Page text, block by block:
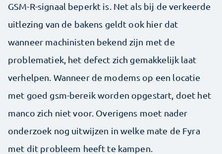
GSM-R-signaal beperkt is. Net als bij de verkeerde
uitlezing van de bakens geldt ook hier dat
wanneer machinisten bekend zijn met de
problematiek, het defect zich gemakkelijk laat
verhelpen. Wanneer de modems op een locatie
met goed gsm-bereik worden opgestart, doet het
manco zich niet voor. Overigens moet nader
onderzoek nog uitwijzen in welke mate de Fyra
met dit probleem heeft te kampen.